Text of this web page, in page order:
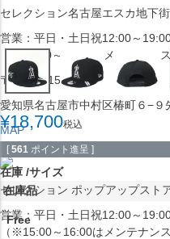
セレクション名古屋エスカ地下
営業：平日・土日祝12:00～
（※15:00～16:00はメンテナン
〒453-0015
愛知県名古屋市中村区椿町６−９
MAP
SHOP
セレクション ポップアップスト
営業：平日・土日祝12:00～
（※15:00～16:00はメンテナン
¥18,700税込
[ 561 ポイント進呈 ]
在庫 サイズ
在庫品
Free